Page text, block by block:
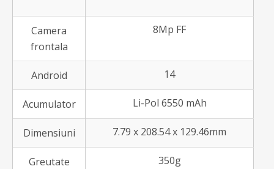
Camera
frontala
8Mp FF
Android 14
Acumulator Li-Pol 6550 mAh
Dimensiuni 7.79 x 208.54 x 129.46mm
Greutate 350g